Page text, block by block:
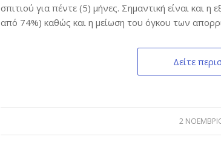
σπιτιού για πέντε (5) μήνες. Σημαντική είναι και
από 74%) καθώς και η μείωση του όγκου των
Δείτε
2